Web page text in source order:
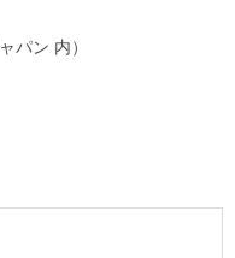
パン 内）